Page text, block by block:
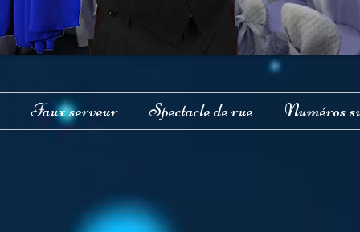
Faux serveur Spectacle de rue Numéros